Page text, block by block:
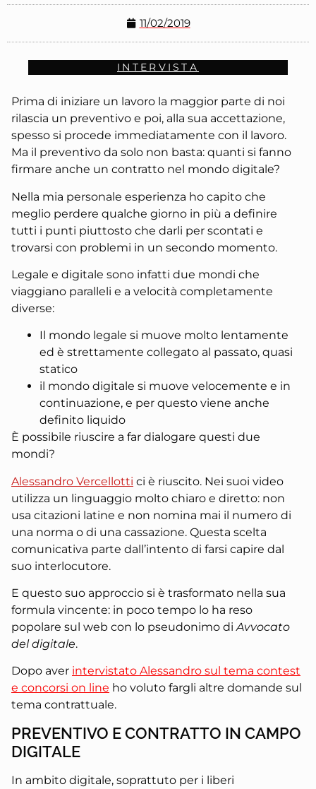
11/02/2019
INTERVISTA
Prima di iniziare un lavoro la maggior parte di noi
rilascia un preventivo e poi, alla sua accettazione,
spesso si procede immediatamente con il lavoro.
Ma il preventivo da solo non basta: quanti si fanno
firmare anche un contratto nel mondo digitale?
Nella mia personale esperienza ho capito che
meglio perdere qualche giorno in più a definire
tutti i punti piuttosto che darli per scontati e
trovarsi con problemi in un secondo momento.
Legale e digitale sono infatti due mondi che
viaggiano paralleli e a velocità completamente
diverse:
Il mondo legale si muove molto lentamente
ed è strettamente collegato al passato, quasi
statico
il mondo digitale si muove velocemente e in
continuazione, e per questo viene anche
definito liquido
È possibile riuscire a far dialogare questi due
mondi?
Alessandro Vercellotti ci è riuscito. Nei suoi video
utilizza un linguaggio molto chiaro e diretto: non
usa citazioni latine e non nomina mai il numero di
una norma o di una cassazione. Questa scelta
comunicativa parte dall’intento di farsi capire dal
suo interlocutore.
E questo suo approccio si è trasformato nella sua
formula vincente: in poco tempo lo ha reso
popolare sul web con lo pseudonimo diAvvocato
del digitale.
Dopo aver intervistato Alessandro sul tema contest
e concorsi on line ho voluto fargli altre domande sul
tema contrattuale.
PREVENTIVO E CONTRATTO IN CAMPO
DIGITALE
In ambito digitale, soprattuto per i liberi